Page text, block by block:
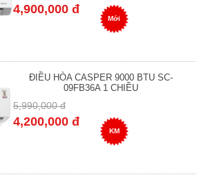
4,900,000 đ
Mới
ĐIỀU HÒA CASPER 9000 BTU SC-
09FB36A 1 CHIỀU
5,990,000 đ
4,200,000 đ
KM